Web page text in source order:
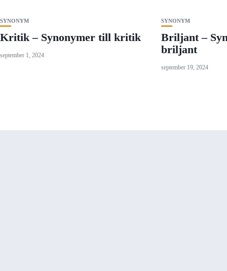
SYNONYM
Kritik – Synonymer till kritik
september 1, 2024
SYNONYM
Briljant –
briljant
september 19, 2024